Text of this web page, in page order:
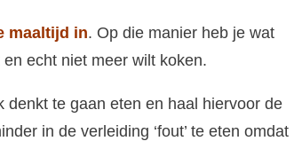
maaltijd in. Op die manier heb je wat
echt niet meer wilt koken.
denkt te gaan eten en haal hiervoor de
in de verleiding ‘fout’ te eten omdat